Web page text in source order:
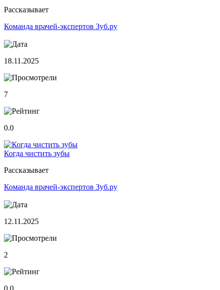
Рассказывает
Команда врачей-экспертов Зуб.ру
18.11.2025
7
0.0
Когда чистить зубы
Рассказывает
Команда врачей-экспертов Зуб.ру
12.11.2025
2
0.0